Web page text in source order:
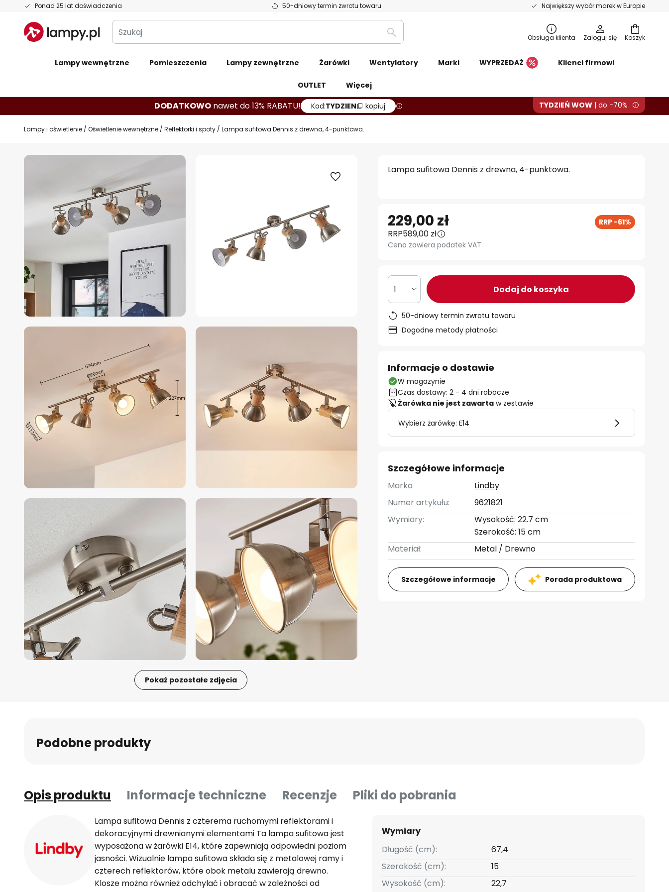
Ponad 25 lat doświadczenia 50-dniowy termin zwrotu towaru Największy wybór marek w Europie
Przejdź
treści
Koszyk
Szukaj
Szukaj
Obsługa klienta Zaloguj się
Lampy wewnętrzne Pomieszczenia Lampy zewnętrzne Żarówki Wentylatory Marki WYPRZEDAŻ Klienci firmowi
OUTLET Więcej
DODATKOWO nawet do 13% RABATU! Kod:TYDZIEN kopiuj TYDZIEŃ WOW | do -70%
Lampy i oświetlenie Oświetlenie wewnętrzne Reflektorki i spoty Lampa sufitowa Dennis z drewna, 4-punktowa.
Przejdź
Pokaż pozostałe zdjęcia
Lampa sufitowa Dennis z drewna, 4-punktowa.
229,00 zł RRP -61%
RRP589,00 zł
Cena zawiera podatek VAT.
1 Dodaj do koszyka
50-dniowy termin zwrotu towaru
Dogodne metody płatności
Informacje o dostawie
W magazynie
Czas dostawy: 2 - 4 dni robocze
Żarówka nie jest zawarta w zestawie
Wybierz żarówkę: E14
Szczegółowe informacje
Marka
Lindby
Numer artykułu:
9621821
Wymiary:
Wysokość: 22.7 cm
Szerokość: 15 cm
Materiał:
Metal / Drewno
Szczegółowe informacje Porada produktowa
Podobne produkty
Opis produktu Informacje techniczne Recenzje Pliki do pobrania
Lampa sufitowa Dennis z czterema ruchomymi reflektorami i
dekoracyjnymi drewnianymi elementami Ta lampa sufitowa jest
wyposażona w żarówki E14, które zapewniają odpowiedni poziom
jasności. Wizualnie lampa sufitowa składa się z metalowej ramy i
czterech reflektorów, które obok metalu zawierają drewno.
Klosze można również odchylać i obracać w zależności od
Wymiary
Długość (cm):
67,4
Szerokość (cm):
15
Wysokość (cm):
22,7